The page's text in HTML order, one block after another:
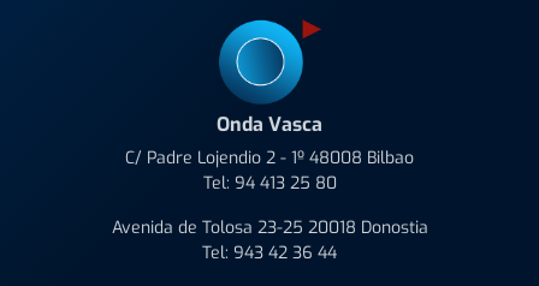
Onda Vasca
C/ Padre Lojendio 2 - 1º 48008 Bilbao
Tel: 94 413 25 80
Avenida de Tolosa 23-25 20018 Donostia
Tel: 943 42 36 44